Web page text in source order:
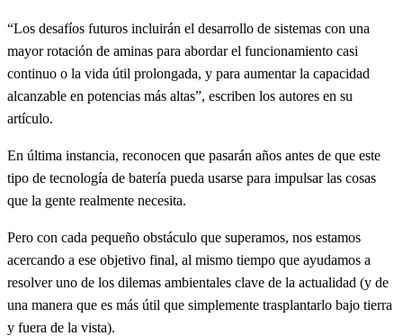
“Los desafíos futuros incluirán el desarrollo de sistemas con una
mayor rotación de aminas para abordar el funcionamiento casi
continuo o la vida útil prolongada, y para aumentar la capacidad
alcanzable en potencias más altas”, escriben los autores en su
artículo.
En última instancia, reconocen que pasarán años antes de que este
tipo de tecnología de batería pueda usarse para impulsar las cosas
que la gente realmente necesita.
Pero con cada pequeño obstáculo que superamos, nos estamos
acercando a ese objetivo final, al mismo tiempo que ayudamos a
resolver uno de los dilemas ambientales clave de la actualidad (y de
una manera que es más útil que simplemente trasplantarlo bajo tierra
y fuera de la vista).